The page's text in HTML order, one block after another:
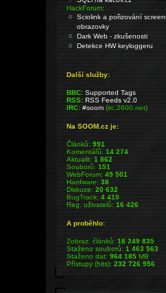
HackForum:
Sciolink a pořizování
obrazovky
Dark Web - zkušenosti
Detekce HW keyloggeru
Další služby:
BBC: Supported Tags
RSS: RSS Feeds v2.0
IRC: #soom(irc.2600.net)
Na SOOM.cz je:
Článků:991
Komentářů:14 274
Aktualit:1 862
Souborů:151
WebForum:49 501
Hardware:38
Diskuze:20 632
BugTrack:4 415
Reg. uživatelů:16 426
A proběhlo:
Zobraz. článků:18 249 835
Staženo souborů:1 463 563
Staženo dat:964 185MB
Přístupy (hits):232 726 956